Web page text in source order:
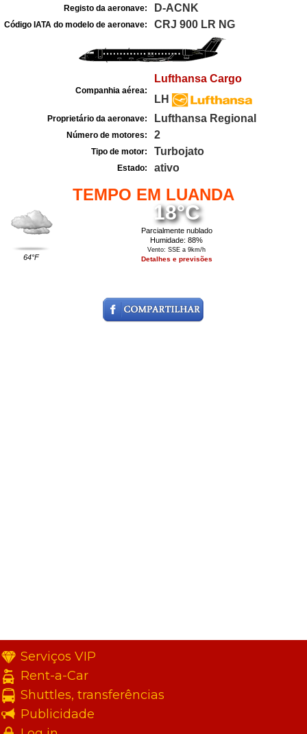
Registo da aeronave: D-ACNK
Código IATA do modelo de aeronave: CRJ 900 LR NG
Companhia aérea:
Lufthansa Cargo
LH
Proprietário da aeronave: Lufthansa Regional
Número de motores: 2
Tipo de motor: Turbojato
Estado: ativo
TEMPO EM LUANDA
64°F
18°C
Parcialmente nublado
Humidade: 88%
Vento: SSE a 9km/h
Detalhes e previsões
Serviços VIP
Rent-a-Car
Shuttles, transferências
Publicidade